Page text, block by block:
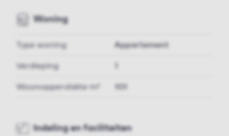
Woning
Type woning Appartement
Verdieping
Woonoppervlakte m² 101
Indeling en faciliteiten